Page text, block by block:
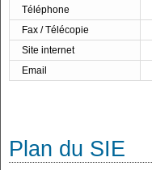
Téléphone
Fax / Télécopie
Site internet
Email
Plan du SIE